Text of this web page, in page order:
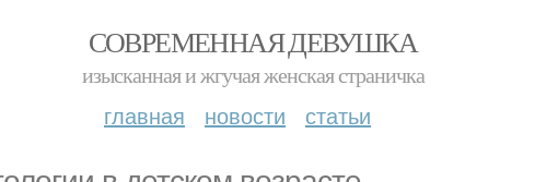
СОВРЕМЕННАЯ ДЕВУШКА
изысканная и жгучая женская страничка
главная новости статьи